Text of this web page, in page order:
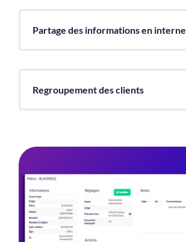
Partage des informations en interne
Regroupement des clients